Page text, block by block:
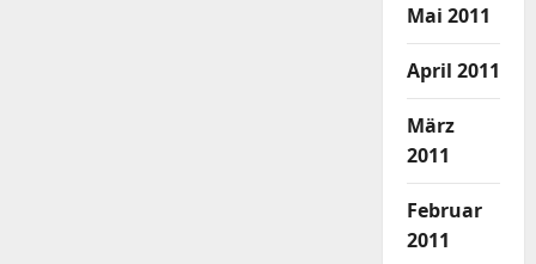
Mai 2011
April 2011
März
2011
Februar
2011